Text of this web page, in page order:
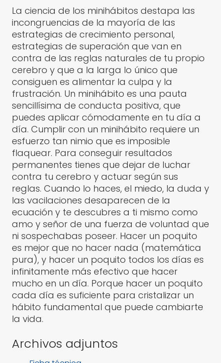
La ciencia de los minihábitos destapa las
incongruencias de la mayoría de las
estrategias de crecimiento personal,
estrategias de superación que van en
contra de las reglas naturales de tu propio
cerebro y que a la larga lo único que
consiguen es alimentar la culpa y la
frustración. Un minihábito es una pauta
sencillísima de conducta positiva, que
puedes aplicar cómodamente en tu día a
día. Cumplir con un minihábito requiere un
esfuerzo tan nimio que es imposible
flaquear. Para conseguir resultados
permanentes tienes que dejar de luchar
contra tu cerebro y actuar según sus
reglas. Cuando lo haces, el miedo, la duda y
las vacilaciones desaparecen de la
ecuación y te descubres a ti mismo como
amo y señor de una fuerza de voluntad que
ni sospechabas poseer. Hacer un poquito
es mejor que no hacer nada (matemática
pura), y hacer un poquito todos los días es
infinitamente más efectivo que hacer
mucho en un día. Porque hacer un poquito
cada día es suficiente para cristalizar un
hábito fundamental que puede cambiarte
la vida.
Archivos adjuntos